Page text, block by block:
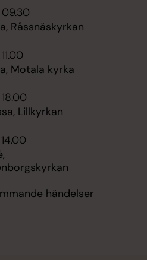
Råssnäskyrkan
Motala kyrka
Lillkyrkan
händelser